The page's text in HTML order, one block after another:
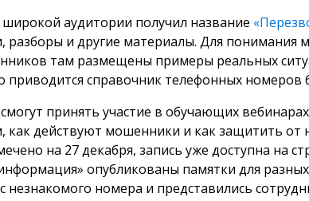
аудитории получил название
разборы и другие материалы. Для понимания
там размещены примеры реальных
приводится справочник телефонных номеров
принять участие в обучающих
как действуют мошенники и как защитить от
на 27 декабря, запись уже доступна на
опубликованы памятки для разных
незнакомого номера и представились